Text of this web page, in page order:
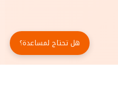
هل تحتاج لمساعدة؟